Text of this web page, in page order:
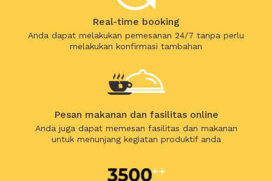
Real-time booking
Anda dapat melakukan pemesanan 24/7 tanpa perlu
melakukan konfirmasi tambahan
Pesan makanan dan fasilitas online
Anda juga dapat memesan fasilitas dan makanan
untuk menunjang kegiatan produktif anda